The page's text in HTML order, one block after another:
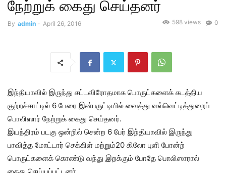
நேற்றுக் கைது செய்தனர்
By admin - April 26, 2016 0
598 views
இந்தியாவில் இருந்து சட்டவிரோதமாக பொருட்களைக் கடத்திய
குற்றச்சாட்டில் 6 பேரை இன்பருட்டியில் வைத்து வல்வெட்டித்துறைப்
பொலிஸார் நேற்றுக் கைது செய்தனர்.
இயந்திரம் படகு ஒன்றில் சென்ற 6 பேர் இந்தியாவில் இருந்து
பாவித்த மோட்டார் செக்கிள் மற்றும்20 கிலோ புளி போன்ற்
பொருட்களைக் கொண்டு வந்து இறக்கும் போதே பொலிஸாரால்